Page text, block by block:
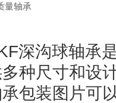
量轴承
深沟球轴承
种尺寸和设
包装图片可